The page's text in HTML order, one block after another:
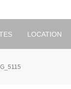
LOCATION